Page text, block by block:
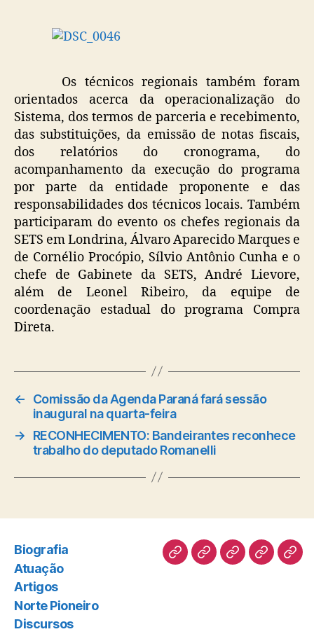
Os técnicos regionais também foram
orientados acerca da operacionalização do
Sistema, dos termos de parceria e recebimento,
das substituições, da emissão de notas fiscais,
dos relatórios do cronograma, do
acompanhamento da execução do programa
por parte da entidade proponente e das
responsabilidades dos técnicos locais. Também
participaram do evento os chefes regionais da
SETS em Londrina, Álvaro Aparecido Marques e
de Cornélio Procópio, Sílvio Antônio Cunha e o
chefe de Gabinete da SETS, André Lievore,
além de Leonel Ribeiro, da equipe de
coordenação estadual do programa Compra
Direta.
←
Comissão da Agenda Paraná fará sessão
inaugural na quarta-feira
→
RECONHECIMENTO: Bandeirantes reconhece
trabalho do deputado Romanelli
Biografia
Atuação
Artigos
Norte Pioneiro
Discursos
BiografiaAtuaçãoArtigosNorte